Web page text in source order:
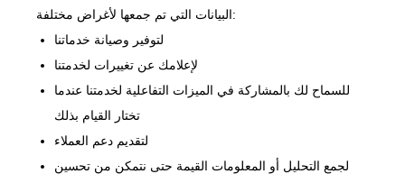
البيانات التي تم جمعها لأغراض مختلفة:
لتوفير وصيانة خدماتنا
لإعلامك عن تغييرات لخدمتنا
للسماح لك بالمشاركة في الميزات التفاعلية لخدمتنا عندما
تختار القيام بذلك
لتقديم دعم العملاء
لجمع التحليل أو المعلومات القيمة حتى نتمكن من تحسين